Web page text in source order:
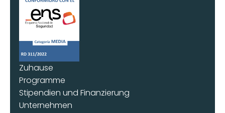
Zuhause
Programme
Stipendien und Finanzierung
Unternehmen